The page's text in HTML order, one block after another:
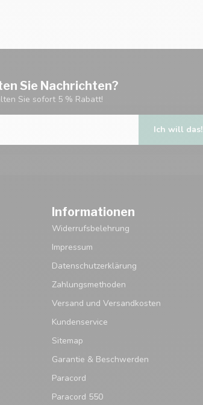
Sie Nachrichten?
Sie sofort 5 % Rabatt!
Ich will das!
Informationen
Widerrufsbelehrung
Impressum
Datenschutzerklärung
Zahlungsmethoden
Versand und Versandkosten
Kundenservice
Sitemap
Garantie & Beschwerden
Paracord
Paracord 550